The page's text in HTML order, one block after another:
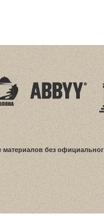
без